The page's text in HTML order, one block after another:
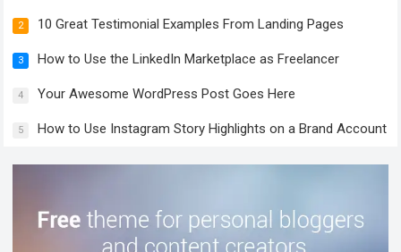
2 10 Great Testimonial Examples From Landing Pages
3 How to Use the LinkedIn Marketplace as Freelancer
4 Your Awesome WordPress Post Goes Here
5 How to Use Instagram Story Highlights on a Brand Account